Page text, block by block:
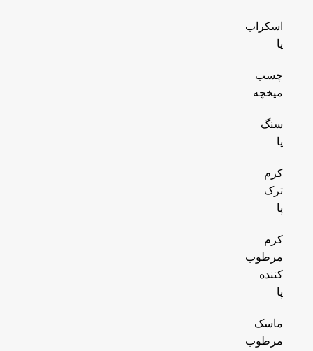
اسکراب
پا
چسب
میخچه
سنگ
پا
کرم
ترک
پا
کرم
مرطوب
کننده
پا
ماسک
مرطوب